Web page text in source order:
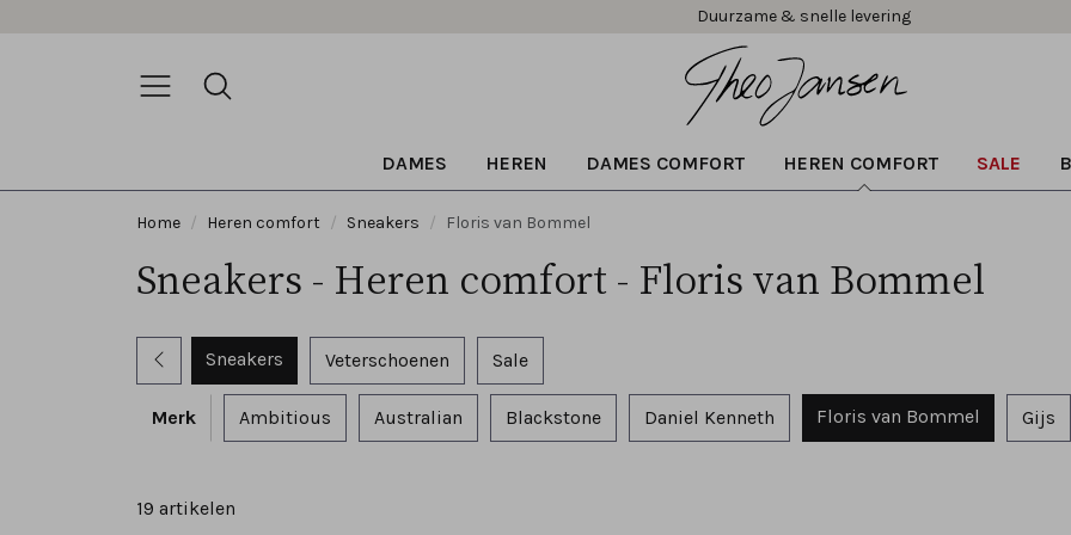
Gratis verzending vanaf € 99,95!
Duurzame & snelle levering
DAMES HEREN DAMES COMFORT HEREN COMFORT SALE
Home Heren comfort Sneakers Floris van Bommel
Sneakers - Heren comfort - Floris van Bommel
Sneakers Veterschoenen Sale
Merk Ambitious Australian Blackstone Daniel Kenneth Floris van Bommel Gijs
19 artikelen